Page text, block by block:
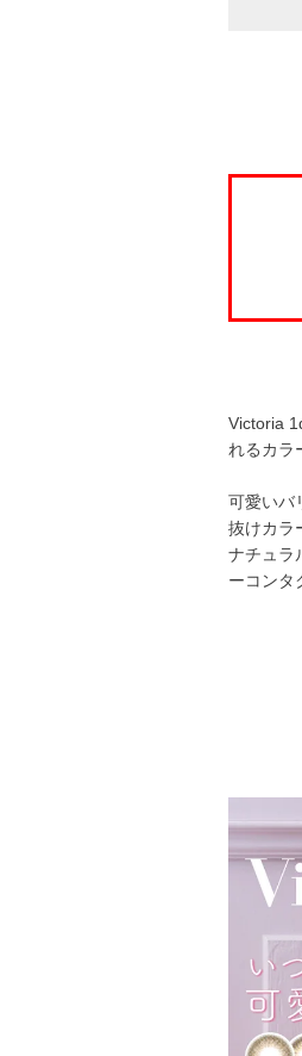
Victoria
れるカラ
可愛いバ
抜けカラ
ナチュラ
ーコンタ